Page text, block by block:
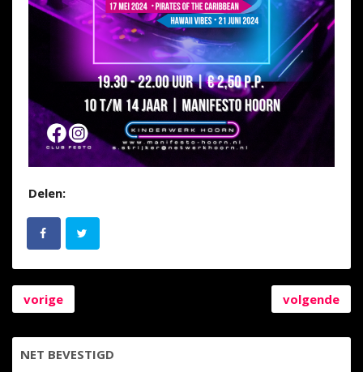
Delen:
vorige volgende
NET BEVESTIGD